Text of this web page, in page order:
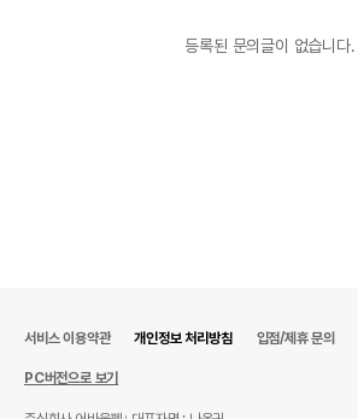
등록된 문의글이 없습니다.
서비스 이용약관 개인정보 처리방침 입점/제휴 문의
PC버전으로 보기